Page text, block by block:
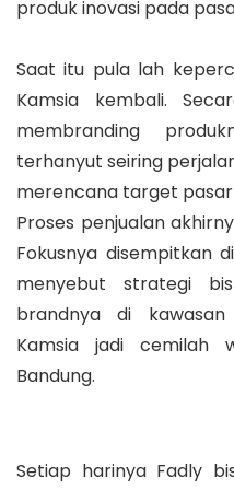
produk inovasi pada
Saat itu pula lah
Kamsia kembali.
membranding
terhanyut seiring
merencana target
Proses penjualan
Fokusnya disempitkan
menyebut strategi
brandnya di
Kamsia jadi cemilah
Bandung.
Setiap harinya Fadly